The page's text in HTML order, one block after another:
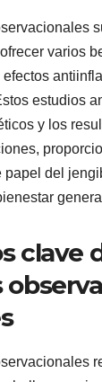
varios
estudios
y los
papel del
clave